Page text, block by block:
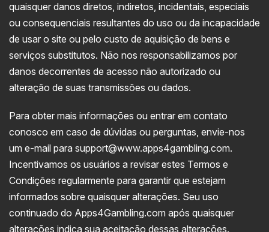
quaisquer danos diretos, indiretos, incidentais, especiais
ou consequenciais resultantes do uso ou da incapacidade
de usar o site ou pelo custo de aquisição de bens e
serviços substitutos. Não nos responsabilizamos por
danos decorrentes de acesso não autorizado ou
alteração de suas transmissões ou dados.
Para obter mais informações ou entrar em contato
conosco em caso de dúvidas ou perguntas, envie-nos
um e-mail para support@www.apps4gambling.com.
Incentivamos os usuários a revisar estes Termos e
Condições regularmente para garantir que estejam
informados sobre quaisquer alterações. Seu uso
continuado do Apps4Gambling.com após quaisquer
alterações indica sua aceitação dessas alterações.